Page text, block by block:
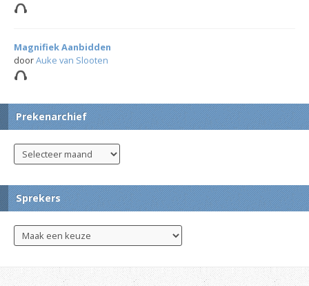
Magnifiek Aanbidden
doorAuke van Slooten
Prekenarchief
Sprekers